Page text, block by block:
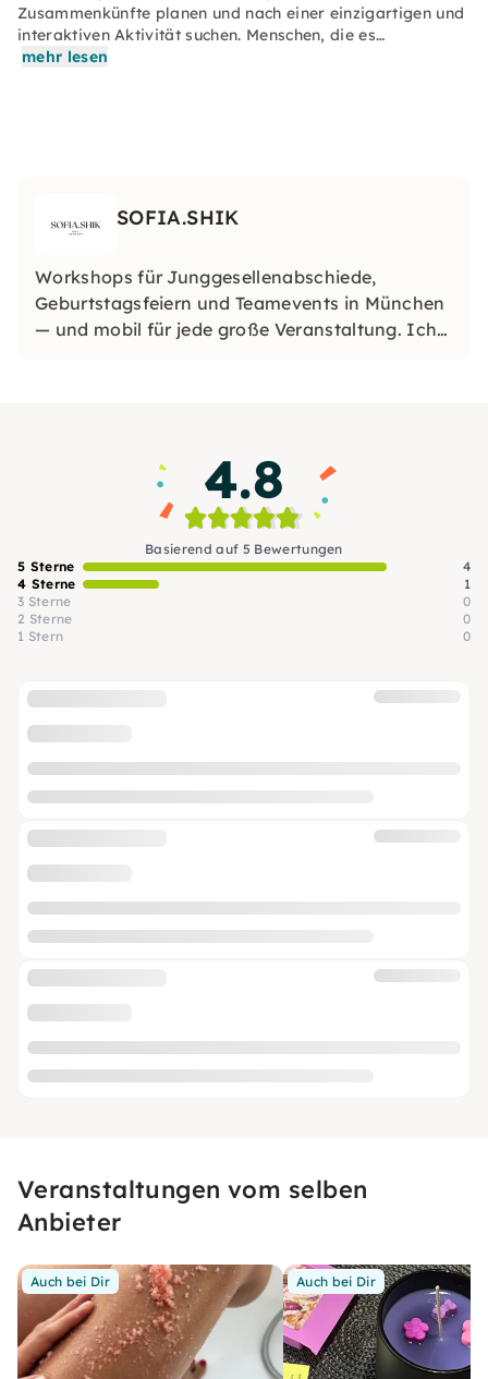
Zusammenkünfte planen und nach einer einzigartigen und
interaktiven Aktivität suchen. Menschen, die es…
mehr lesen
SOFIA.SHIK
Workshops für Junggesellenabschiede,
Geburtstagsfeiern und Teamevents in München
— und mobil für jede große Veranstaltung. Ich
4.8
Basierend auf 5 Bewertungen
5 Sterne
4
4 Sterne
1
3 Sterne
0
2 Sterne
0
1 Stern
0
Veranstaltungen vom selben
Anbieter
Auch bei Dir Auch bei Dir